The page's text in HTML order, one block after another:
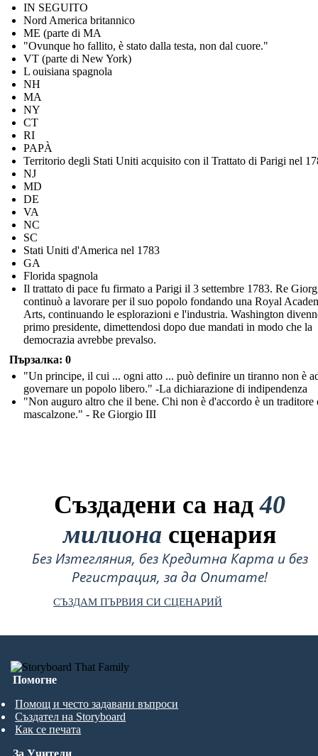
IN SEGUITO
Nord America britannico
ME (parte di MA
"Ovunque ho fallito, è stato dalla testa, non dal cuore."
VT (parte di New York)
L ouisiana spagnola
NH
MA
NY
CT
RI
PAPÀ
Territorio degli Stati Uniti acquisito con il Trattato di Parigi nel
NJ
MD
DE
VA
NC
SC
Stati Uniti d'America nel 1783
GA
Florida spagnola
Il trattato di pace fu firmato a Parigi il 3 settembre 1783. Re
continuò a lavorare per il suo popolo fondando una Royal
Arts, continuando le esplorazioni e l'industria. Washington
primo presidente, dimettendosi dopo due mandati in modo che la
democrazia avrebbe prevalso.
Пързалка: 0
"Un principe, il cui ... ogni atto ... può definire un tiranno non è
governare un popolo libero." -La dichiarazione di indipendenza
"Non auguro altro che il bene. Chi non è d'accordo è un traditore
mascalzone." - Re Giorgio III
Създадени са над40
милиона сценария
Без Изтегляния, без Кредитна Карта и без
Регистрация, за да Опитате!
СЪЗДАМ ПЪРВИЯ СИ СЦЕНАРИЙ
Помогне
Помощ и често задавани въпроси
Създател на Storyboard
Как се печата
За Учители